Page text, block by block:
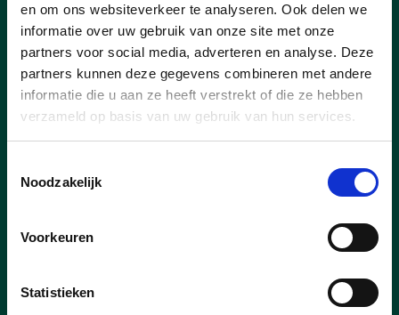
en om ons websiteverkeer te analyseren. Ook delen we
informatie over uw gebruik van onze site met onze
partners voor social media, adverteren en analyse. Deze
partners kunnen deze gegevens combineren met andere
informatie die u aan ze heeft verstrekt of die ze hebben
verzameld op basis van uw gebruik van hun services.
Noodzakelijk
Voorkeuren
Statistieken
Pelt scoort in Vlaamse top-
15 voor 11.11.11
voor 11.11.11. Daarmee eindigt onze
gemeente op de vijftiende plaats in